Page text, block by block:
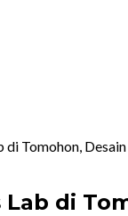
di Tomohon,
di